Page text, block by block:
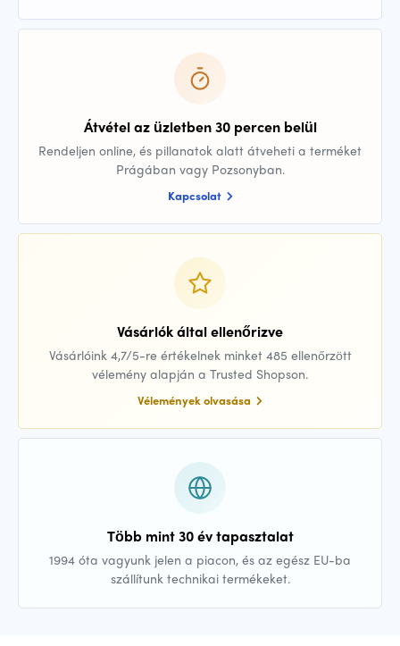
Átvétel az üzletben 30 percen belül
Rendeljen online, és pillanatok alatt átveheti a terméket
Prágában vagy Pozsonyban.
Kapcsolat
Vásárlók által ellenőrizve
Vásárlóink 4,7/5-re értékelnek minket 485 ellenőrzött
vélemény alapján a Trusted Shopson.
Vélemények olvasása
Több mint 30 év tapasztalat
1994 óta vagyunk jelen a piacon, és az egész EU-ba
szállítunk technikai termékeket.